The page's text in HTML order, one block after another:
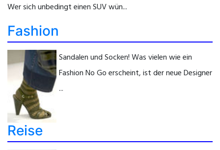
Wer sich unbedingt einen SUV wün...
Fashion
Sandalen und Socken! Was vielen wie ein
Fashion No Go erscheint, ist der neue Designer
...
Reise